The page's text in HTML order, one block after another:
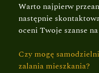
Warto najpierw
następnie
oceni Twoje szanse
Czy mogę
zalania mieszkania?